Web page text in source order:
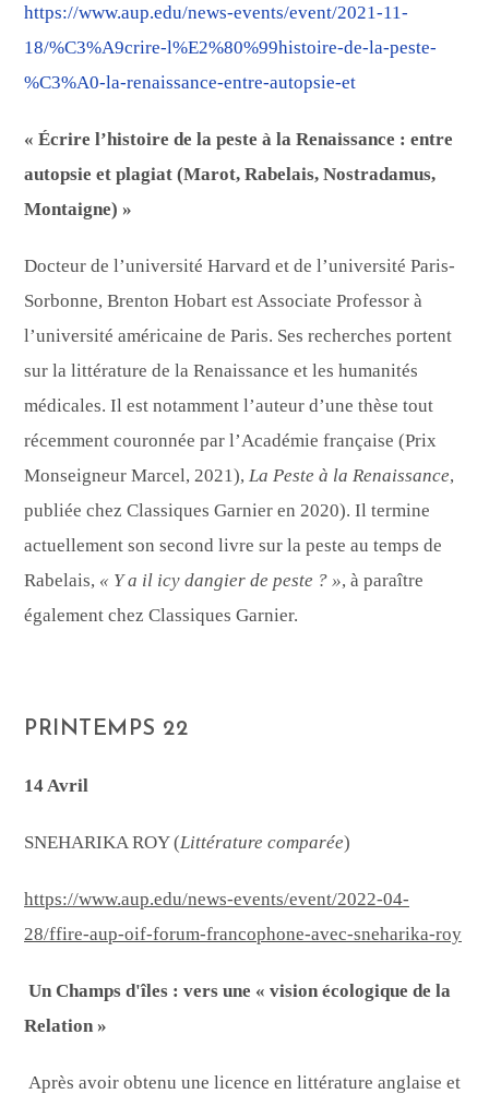
https://www.aup.edu/news-events/event/2021-11-
18/%C3%A9crire-l%E2%80%99histoire-de-la-peste-
%C3%A0-la-renaissance-entre-autopsie-et
« Écrire l’histoire de la peste à la Renaissance : entre
autopsie et plagiat (Marot, Rabelais, Nostradamus,
Montaigne) »
Docteur de l’université Harvard et de l’université Paris-
Sorbonne, Brenton Hobart est Associate Professor à
l’université américaine de Paris. Ses recherches portent
sur la littérature de la Renaissance et les humanités
médicales. Il est notamment l’auteur d’une thèse tout
récemment couronnée par l’Académie française (Prix
Monseigneur Marcel, 2021), La Peste à la Renaissance,
publiée chez Classiques Garnier en 2020). Il termine
actuellement son second livre sur la peste au temps de
Rabelais, « Y a il icy dangier de peste ? », à paraître
également chez Classiques Garnier.
PRINTEMPS 22
14 Avril
SNEHARIKA ROY (Littérature comparée)
https://www.aup.edu/news-events/event/2022-04-
28/ffire-aup-oif-forum-francophone-avec-sneharika-roy
Un Champs d'îles : vers une « vision écologique de la
Relation »
Après avoir obtenu une licence en littérature anglaise et